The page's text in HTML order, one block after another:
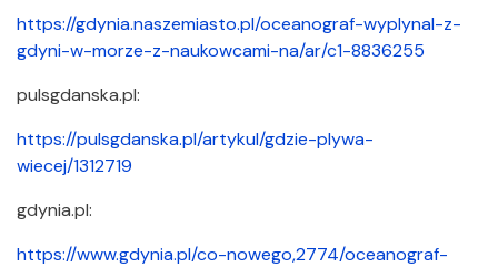
https://gdynia.naszemiasto.pl/oceanograf-wyplynal-z-
gdyni-w-morze-z-naukowcami-na/ar/c1-8836255
pulsgdanska.​pl:
https://pulsgdanska.pl/artykul/gdzie-plywa-
wiecej/1312719
gdynia.​pl:
https://www.gdynia.pl/co-nowego,2774/oceanograf-